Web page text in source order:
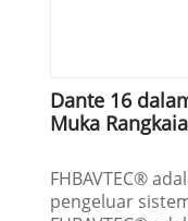
Dante 16
Muka
FHBAVTEC®
pengeluar